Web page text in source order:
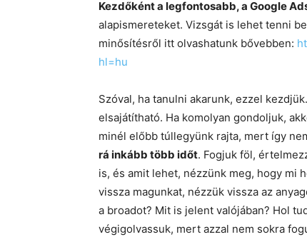
Kezdőként a legfontosabb, a Google
alapismereteket. Vizsgát is lehet tenni
minősítésről itt olvashatunk bővebben:
hl=hu
Szóval, ha tanulni akarunk, ezzel
elsajátítható. Ha komolyan gondoljuk,
minél előbb túllegyünk rajta, mert így
rá inkább több időt. Fogjuk föl,
is, és amit lehet, nézzünk meg, hogy mi
vissza magunkat, nézzük vissza az
a broadot? Mit is jelent valójában? Hol
végigolvassuk, mert azzal nem sokra